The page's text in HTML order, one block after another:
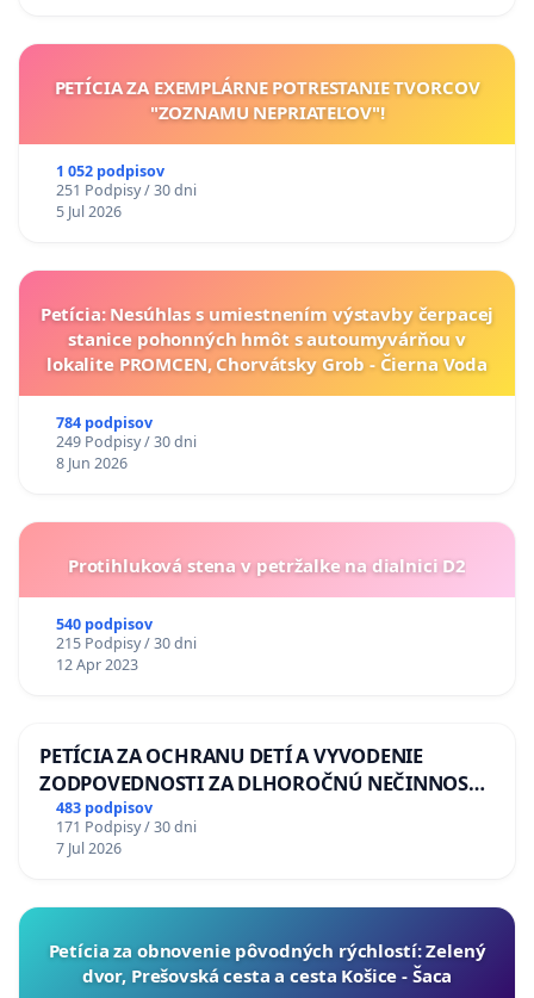
PETÍCIA ZA EXEMPLÁRNE POTRESTANIE TVORCOV
"ZOZNAMU NEPRIATEĽOV"!
1 052 podpisov
251 Podpisy / 30 dni
5 Jul 2026
Petícia: Nesúhlas s umiestnením výstavby čerpacej
stanice pohonných hmôt s autoumyvárňou v
lokalite PROMCEN, Chorvátsky Grob - Čierna Voda
784 podpisov
249 Podpisy / 30 dni
8 Jun 2026
Protihluková stena v petržalke na dialnici D2
540 podpisov
215 Podpisy / 30 dni
12 Apr 2023
PETÍCIA ZA OCHRANU DETÍ A VYVODENIE
ZODPOVEDNOSTI ZA DLHOROČNÚ NEČINNOSŤ
A ZLYHANIE ŠTÁTU
483 podpisov
171 Podpisy / 30 dni
7 Jul 2026
​Petícia za obnovenie pôvodných rýchlostí: Zelený
dvor, Prešovská cesta a cesta Košice - Šaca